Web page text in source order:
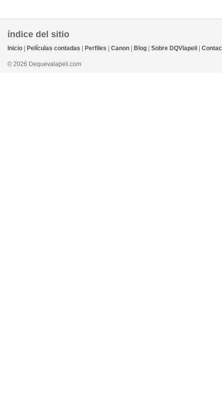
índice del sitio
Inicio Películas contadas Perfiles Canon Blog Sobre DQVlapeli
© 2026 Dequevalapeli.com